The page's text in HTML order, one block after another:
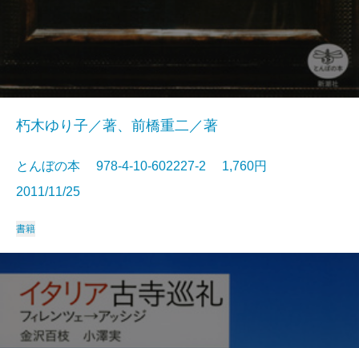
朽木ゆり子／著、前橋重二／著
とんぼの本 978-4-10-602227-2 1,760円
2011/11/25
書籍